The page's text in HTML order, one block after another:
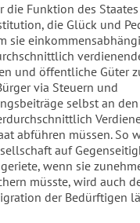
Funktion des
die Glück und
sie
und öffentliche Güter
via Steuern und
selbst an
abführen müssen. So
auf
wenn sie
müsste, wird auch
der Bedürftigen